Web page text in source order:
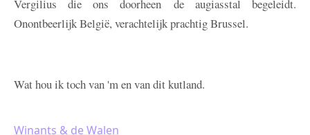
Vergilius die ons doorheen de augiasstal begeleidt.
Onontbeerlijk België, verachtelijk prachtig Brussel.
Wat hou ik toch van 'm en van dit kutland.
Winants & de Walen